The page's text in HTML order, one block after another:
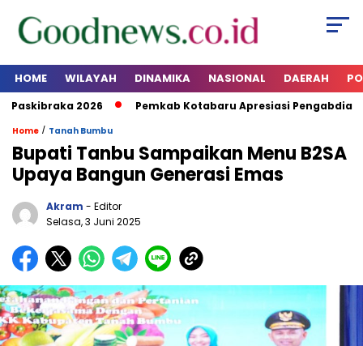
HOME WILAYAH DINAMIKA NASIONAL DAERAH
2026 Pemkab Kotabaru Apresiasi Pengabdian
Home / Tanah Bumbu
Bupati Tanbu Sampaikan Menu B2SA
Upaya Bangun Generasi Emas
Akram - Editor
Selasa, 3 Juni 2025